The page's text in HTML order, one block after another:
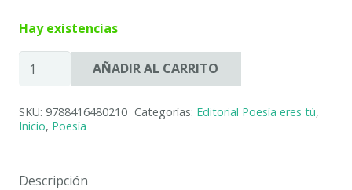
Hay existencias
POEMARTE.
DE
LUIS
AÑADIR AL CARRITO
SKU: 9788416480210 Categorías: Editorial Poesía eres tú,
Inicio, Poesía
Descripción